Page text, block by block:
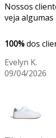
Nossos
veja
100%dos
Evelyn K.
09/04/2026